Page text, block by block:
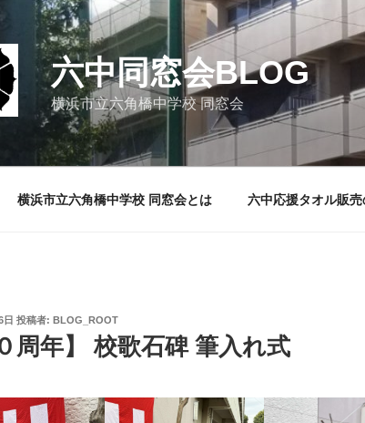
六中同窓会BLOG
横浜市立六角橋中学校 同窓会
横浜市立六角橋中学校 同窓会とは 六中応援タオル販
日 投稿者: BLOG_ROOT
周年】 校歌石碑 筆入れ式